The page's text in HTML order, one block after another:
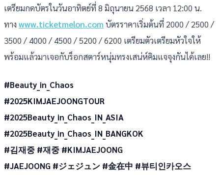
เตรียมกดบัตรในวันอาทิตย์ที่ 8 มิถุนายน 2568 เวลา 12:00 น.
ทาง www.ticketmelon.com บัตรราคาเริ่มต้นที่ 2000 / 2500 /
3500 / 4000 / 4500 / 5200 / 6200 เตรียมตัวเตรียมหัวใจให้
พร้อมแล้วมาเจอกับร็อกสตาร์หนุ่มทรงเสน่ห์คิมแจจุงกันได้เลย!!
#Beauty_in_Chaos
#2025KIMJAEJOONGTOUR
#2025Beauty_in_Chaos_IN_ASIA
#2025Beauty_in_Chaos_IN_BANGKOK
#김재중 #재중 #KIMJAEJOONG
#JAEJOONG #ジェジュン #金在中 #뷰티인카오스